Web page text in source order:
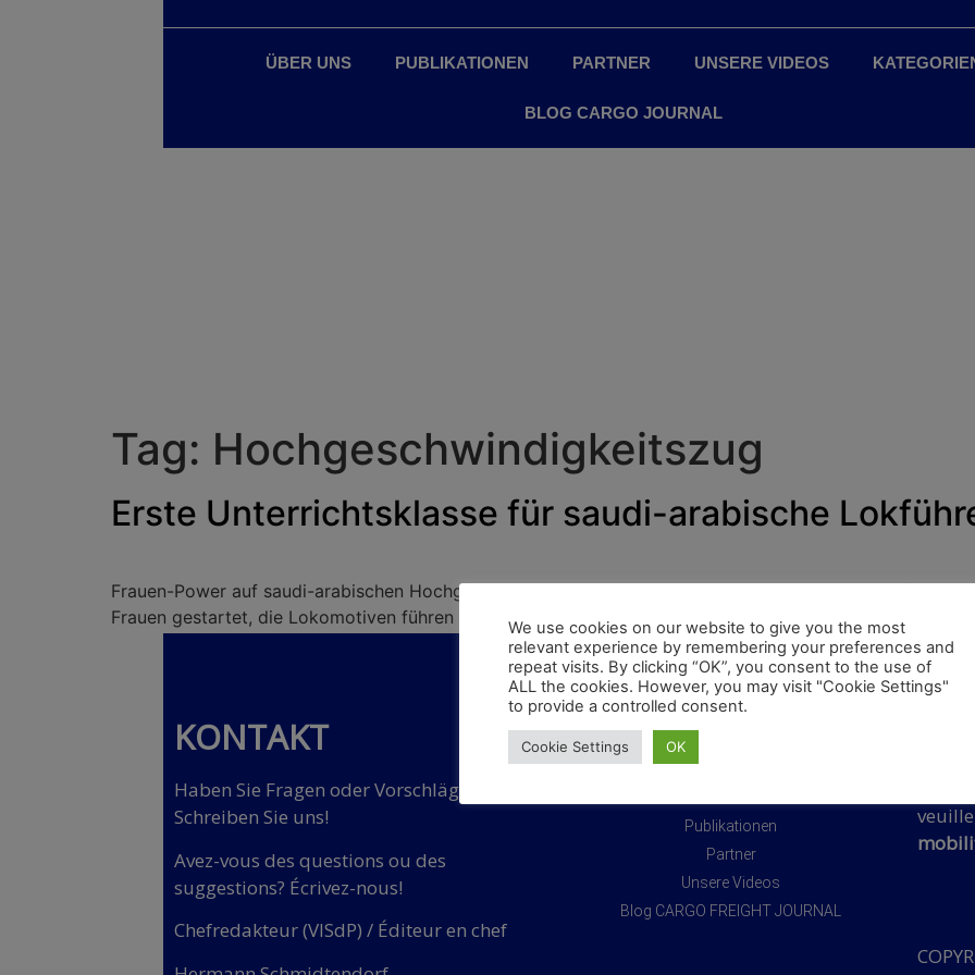
ÜBER UNS PUBLIKATIONEN PARTNER UNSERE VIDEOS
BLOG CARGO JOURNAL
Tag: Hochgeschwindigkeitszug
Erste Unterrichtsklasse für saudi-arabische
Frauen-Power auf saudi-arabischen Hochgeschwindigkeits-Loks: Im zentral-saudischen Buraida
Frauen gestartet, die Lokomotiven führen wollen.
KONTAKT
Haben Sie Fragen oder Vorschläge?
Schreiben Sie uns!
Avez-vous des questions ou des
suggestions? Écrivez-nous!
Chefredakteur (VISdP) / Éditeur en chef
NAVIGATIONSMENÜ
Publikationen
Partner
Unsere Videos
Blog CARGO FREIGHT JOURNAL
We use cookies on our website to give you the most
relevant experience by remembering your preferences and
repeat visits. By clicking “OK”, you consent to the use of
ALL the cookies. However, you may visit "Cookie Settings"
to provide a controlled consent.
Cookie Settings OK